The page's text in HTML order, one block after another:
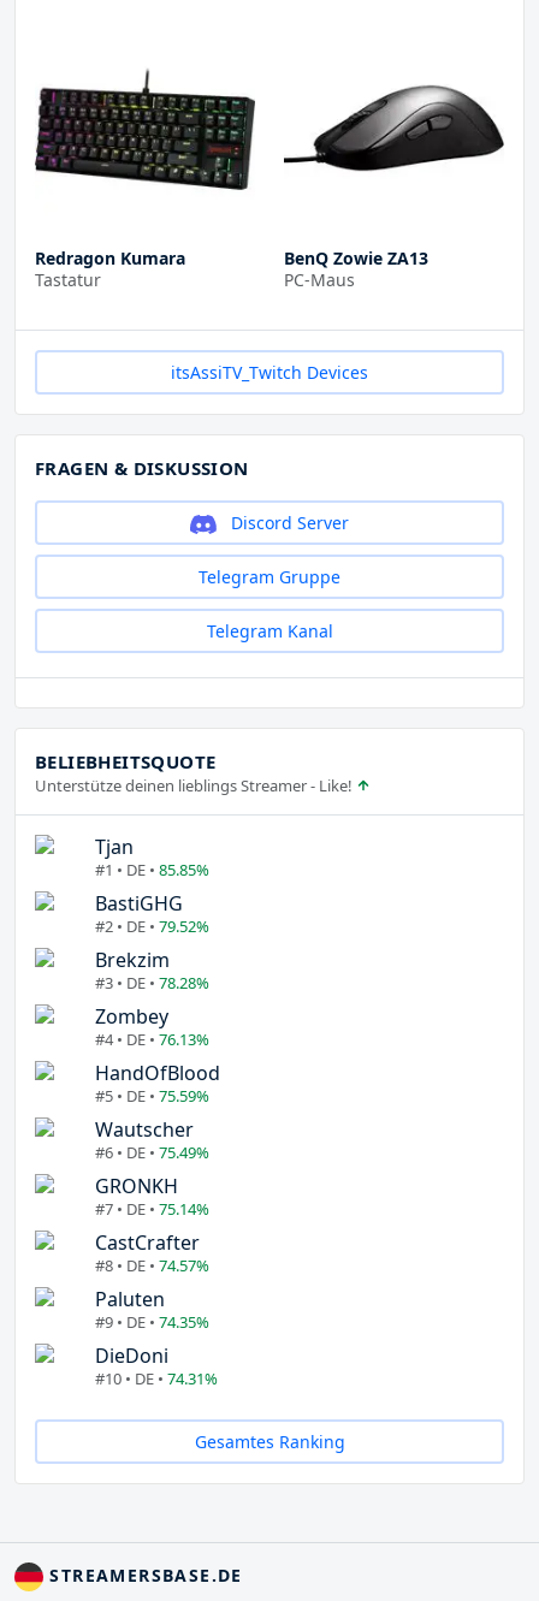
Redragon Kumara
Tastatur
BenQ Zowie ZA13
PC-Maus
itsAssiTV_Twitch Devices
FRAGEN & DISKUSSION
Discord Server
Telegram Gruppe
Telegram Kanal
BELIEBHEITSQUOTE
Unterstütze deinen lieblings Streamer - Like!
Tjan
#1 • DE • 85.85%
BastiGHG
#2 • DE • 79.52%
Brekzim
#3 • DE • 78.28%
Zombey
#4 • DE • 76.13%
HandOfBlood
#5 • DE • 75.59%
Wautscher
#6 • DE • 75.49%
GRONKH
#7 • DE • 75.14%
CastCrafter
#8 • DE • 74.57%
Paluten
#9 • DE • 74.35%
DieDoni
#10 • DE • 74.31%
Gesamtes Ranking
STREAMERSBASE.DE